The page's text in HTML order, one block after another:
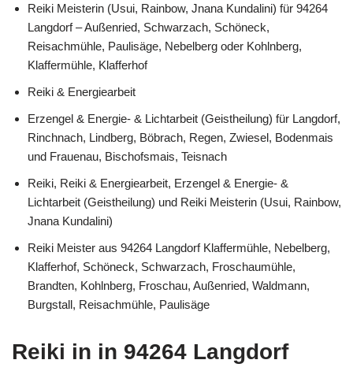
Reiki Meisterin (Usui, Rainbow, Jnana Kundalini) für 94264
Langdorf – Außenried, Schwarzach, Schöneck,
Reisachmühle, Paulisäge, Nebelberg oder Kohlnberg,
Klaffermühle, Klafferhof
Reiki & Energiearbeit
Erzengel & Energie- & Lichtarbeit (Geistheilung) für Langdorf,
Rinchnach, Lindberg, Böbrach, Regen, Zwiesel, Bodenmais
und Frauenau, Bischofsmais, Teisnach
Reiki, Reiki & Energiearbeit, Erzengel & Energie- &
Lichtarbeit (Geistheilung) und Reiki Meisterin (Usui, Rainbow,
Jnana Kundalini)
Reiki Meister aus 94264 Langdorf Klaffermühle, Nebelberg,
Klafferhof, Schöneck, Schwarzach, Froschaumühle,
Brandten, Kohlnberg, Froschau, Außenried, Waldmann,
Burgstall, Reisachmühle, Paulisäge
Reiki in in 94264 Langdorf